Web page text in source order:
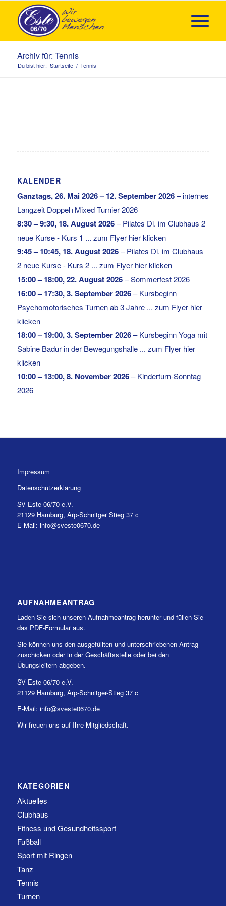
Archiv für: Tennis
Du bist hier: Startseite / Tennis
KALENDER
Ganztags,26. Mai 2026– 12. September 2026–internes
Langzeit Doppel+Mixed Turnier 2026
8:30– 9:30, 18. August 2026–Pilates Di. im Clubhaus 2
neue Kurse - Kurs 1 ... zum Flyer hier klicken
9:45– 10:45, 18. August 2026–Pilates Di. im Clubhaus
2 neue Kurse - Kurs 2 ... zum Flyer hier klicken
15:00– 18:00,22. August 2026–Sommerfest 2026
16:00– 17:30,3. September 2026–Kursbeginn
Psychomotorisches Turnen ab 3 Jahre ... zum Flyer hier
klicken
18:00– 19:00,3. September 2026–Kursbeginn Yoga mit
Sabine Badur in der Bewegungshalle ... zum Flyer hier
klicken
10:00– 13:00,8. November 2026–Kinderturn-Sonntag
2026
Impressum
Datenschutzerklärung
SV Este 06/70 e.V.
21129 Hamburg, Arp-Schnitger Stieg 37 c
E-Mail: info@sveste0670.de
AUFNAHMEANTRAG
Laden Sie sich unseren Aufnahmeantrag herunter und füllen Sie
das PDF-Formular aus.
Sie können uns den ausgefüllten und unterschriebenen Antrag
zuschicken oder in der Geschäftsstelle oder bei den
Übungsleitern abgeben.
SV Este 06/70 e.V.
21129 Hamburg, Arp-Schnitger-Stieg 37 c
E-Mail: info@sveste0670.de
Wir freuen uns auf Ihre Mitgliedschaft.
KATEGORIEN
Aktuelles
Clubhaus
Fitness und Gesundheitssport
Fußball
Sport mit Ringen
Tanz
Tennis
Turnen